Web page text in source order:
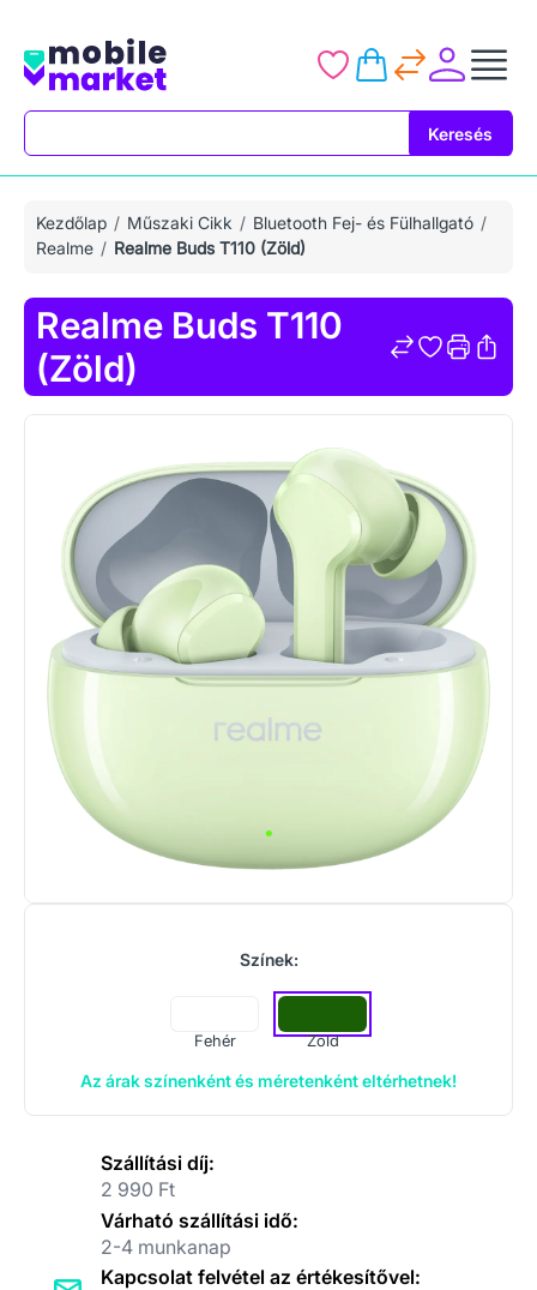
Keresés
Kezdőlap Műszaki Cikk
Bluetooth Fej- és Fülhallgató
Realme
Realme Buds T110 (Zöld)
Realme Buds T110
(Zöld)
Színek:
Fehér Zöld
Az árak színenként és méretenként eltérhetnek!
Szállítási díj:
2 990 Ft
Várható szállítási idő:
2-4 munkanap
Kapcsolat felvétel az értékesítővel: